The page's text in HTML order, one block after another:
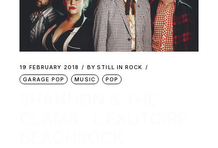
19 FEBRUARY 2018 BY STILL IN ROCK
GARAGE POP
MUSIC POP